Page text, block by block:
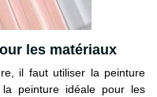
les matériaux
il faut utiliser la peinture
peinture idéale pour les